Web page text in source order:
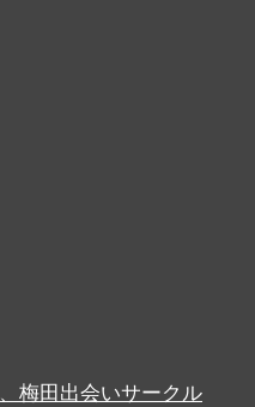
梅田出会いサークル